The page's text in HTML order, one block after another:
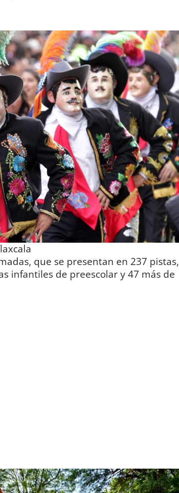
que se presentan en 237 pistas,
infantiles de preescolar y 47 más de